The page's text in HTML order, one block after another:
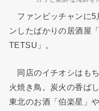
ファンビッチャンに5
ンしたばかりの居酒屋
TETSU」。
同店のイチオシはも
火焼き鳥。炭火の香ば
東北のお酒「伯楽星」